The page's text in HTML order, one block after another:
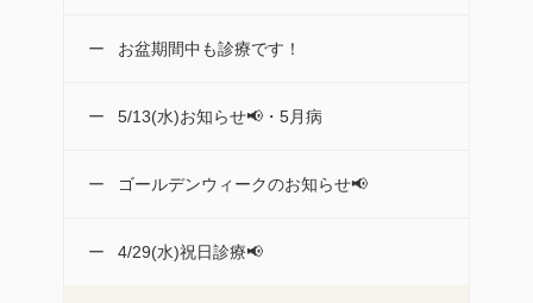
お盆期間中も診療です！
5/13(水)お知らせ📢・5月病
ゴールデンウィークのお知らせ📢
4/29(水)祝日診療📢